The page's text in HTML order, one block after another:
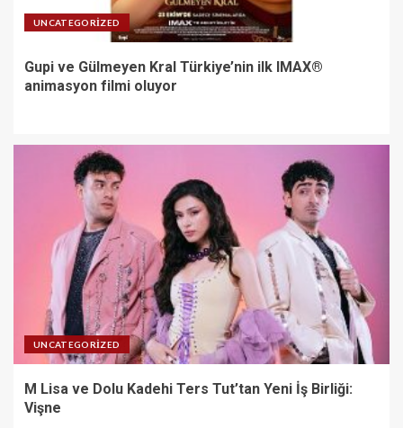
UNCATEGORIZED
Gupi ve Gülmeyen Kral Türkiye’nin ilk IMAX®
animasyon filmi oluyor
UNCATEGORIZED
M Lisa ve Dolu Kadehi Ters Tut’tan Yeni İş Birliği:
Vişne